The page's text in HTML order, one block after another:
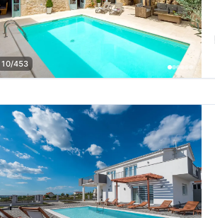
10/453